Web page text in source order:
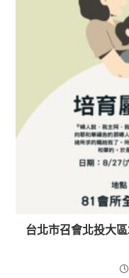
台北市召會北投大